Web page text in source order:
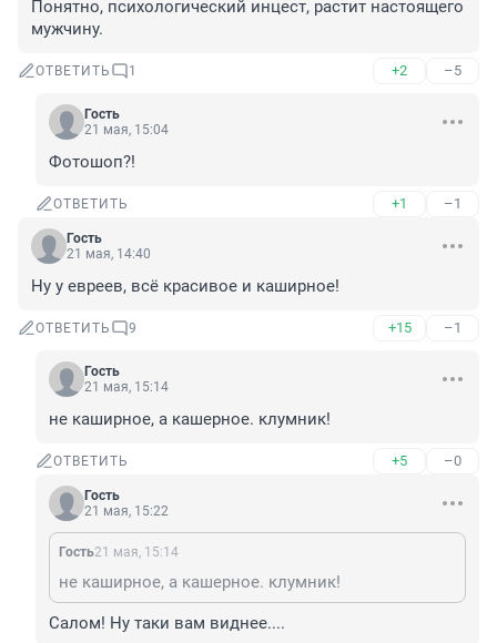
Понятно, психологический инцест, растит настоящего
мужчину.
ОТВЕТИТЬ 1 +2 –5
Гость
21 мая, 15:04
Фотошоп?!
ОТВЕТИТЬ +1 –1
Гость
21 мая, 14:40
Ну у евреев, всё красивое и каширное!
ОТВЕТИТЬ 9 +15 –1
Гость
21 мая, 15:14
не каширное, а кашерное. клумник!
ОТВЕТИТЬ +5 –0
Гость
21 мая, 15:22
Гость21 мая, 15:14
не каширное, а кашерное. клумник!
Салом! Ну таки вам виднее....